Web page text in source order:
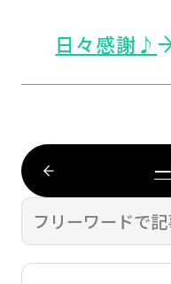
日々感謝♪